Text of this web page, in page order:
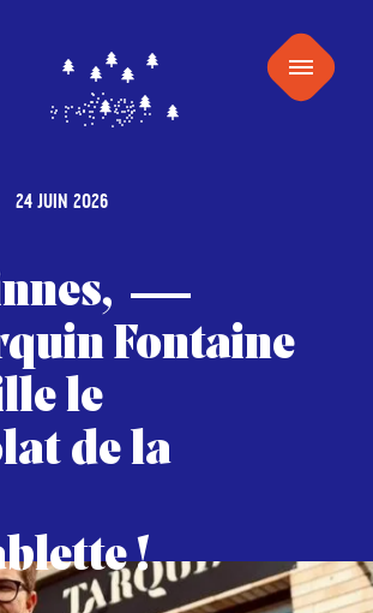
contenu
Menu
Fontaine
le
de la
!
24 JUIN 2026